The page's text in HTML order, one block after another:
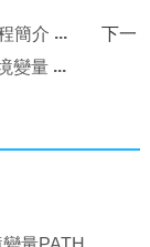
簡介
下一
變量